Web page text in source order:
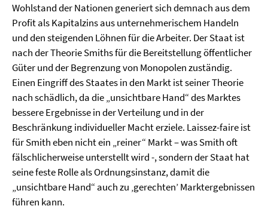
Wohlstand der Nationen generiert sich demnach aus dem
Profit als Kapitalzins aus unternehmerischem Handeln
und den steigenden Löhnen für die Arbeiter. Der Staat ist
nach der Theorie Smiths für die Bereitstellung öffentlicher
Güter und der Begrenzung von Monopolen zuständig.
Einen Eingriff des Staates in den Markt ist seiner Theorie
nach schädlich, da die „unsichtbare Hand“ des Marktes
bessere Ergebnisse in der Verteilung und in der
Beschränkung individueller Macht erziele. Laissez-faire ist
für Smith eben nicht ein „reiner“ Markt – was Smith oft
fälschlicherweise unterstellt wird -, sondern der Staat hat
seine feste Rolle als Ordnungsinstanz, damit die
„unsichtbare Hand“ auch zu ‚gerechten’ Marktergebnissen
führen kann.